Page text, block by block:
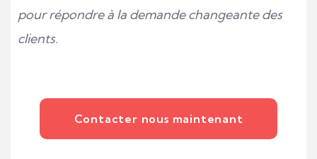
pour répondre à la demande changeante des
clients.
Contacter nous maintenant